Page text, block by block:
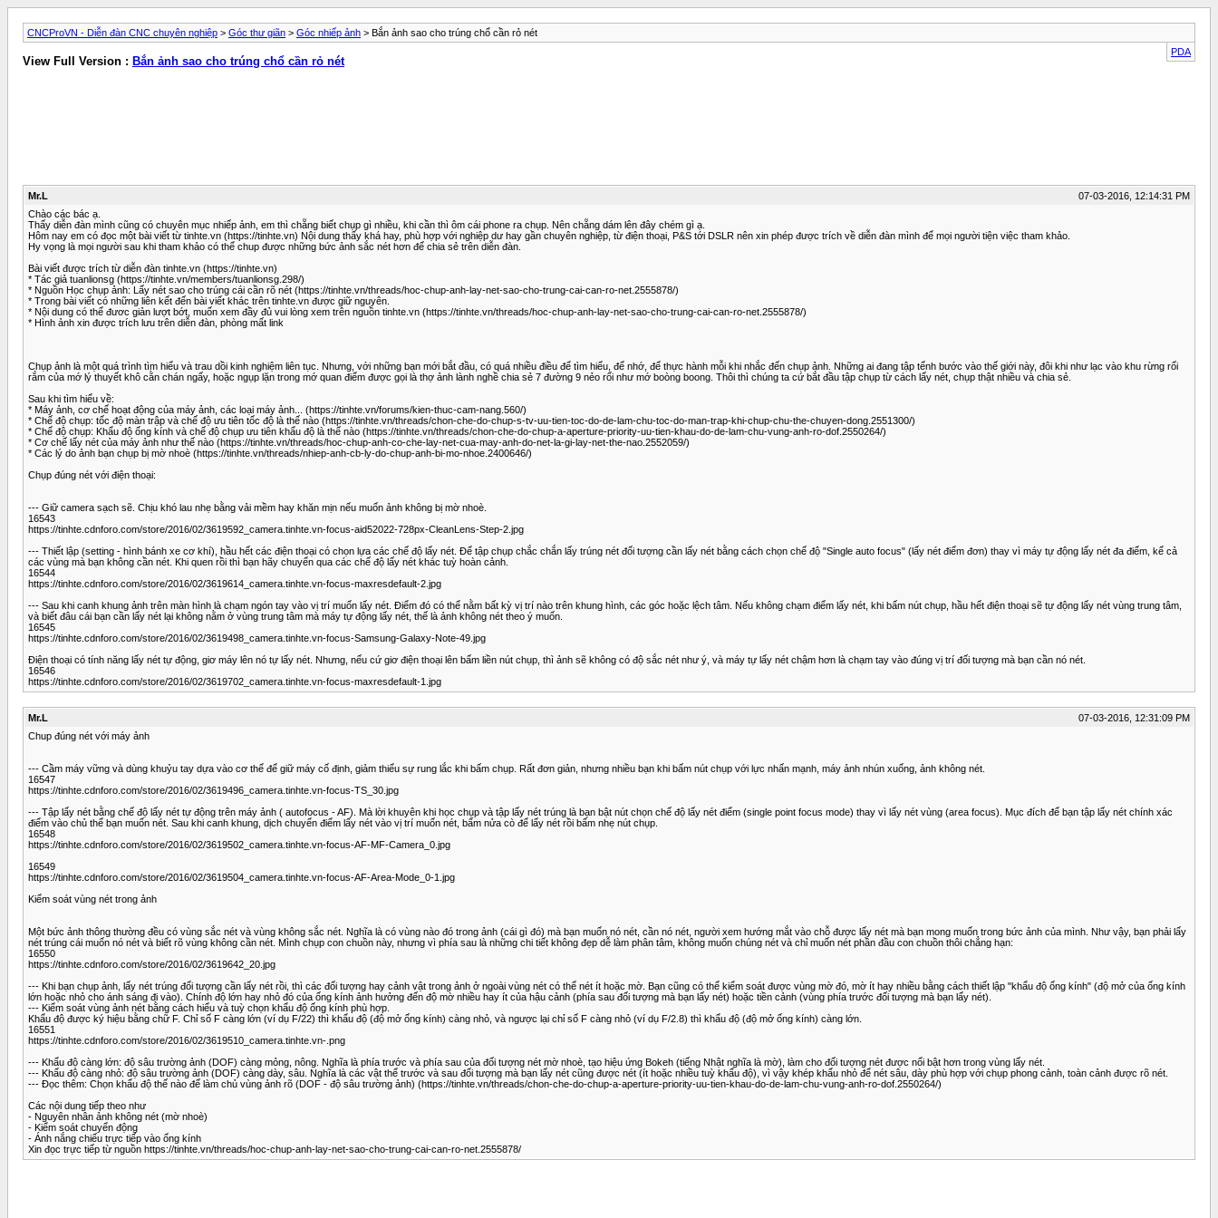
CNCProVN - Diễn đàn CNC chuyên nghiệp > Góc thư giãn > Góc nhiếp ảnh > Bắn ảnh sao cho trúng chổ cần rỏ nét
PDA
View Full Version : Bắn ảnh sao cho trúng chổ cần rỏ nét
Mr.L
07-03-2016, 12:14:31 PM
Chào các bác ạ.
Thấy diễn đàn mình cũng có chuyên mục nhiếp ảnh, em thì chẵng biết chụp gì nhiều, khi cần thì ôm cái phone ra chụp. Nên chẵng dám lên đây chém gì ạ.
Hôm nay em có đọc một bài viết từ tinhte.vn (https://tinhte.vn) Nội dung thấy khá hay, phù hợp với nghiệp dư hay gần chuyên nghiệp, từ điện thoại, P&S tới DSLR nên xin phép được trích về diễn đàn mình để mọi người tiện việc tham khảo.
Hy vọng là mọi người sau khi tham khảo có thể chup được những bức ảnh sắc nét hơn để chia sẻ trên diễn đàn.
Bài viết được trích từ diễn đàn tinhte.vn (https://tinhte.vn)
* Tác giả tuanlionsg (https://tinhte.vn/members/tuanlionsg.298/)
* Nguồn Học chụp ảnh: Lấy nét sao cho trúng cái cần rõ nét (https://tinhte.vn/threads/hoc-chup-anh-lay-net-sao-cho-trung-cai-can-ro-net.2555878/)
* Trong bài viết có những liên kết đến bài viết khác trên tinhte.vn được giữ nguyên.
* Nội dung có thể đươc giản lượt bớt, muốn xem đầy đủ vui lòng xem trên nguồn tinhte.vn (https://tinhte.vn/threads/hoc-chup-anh-lay-net-sao-cho-trung-cai-can-ro-net.2555878/)
* Hình ảnh xin được trích lưu trên diễn đàn, phòng mất link
Chụp ảnh là một quá trình tìm hiểu và trau dồi kinh nghiệm liên tục. Nhưng, với những bạn mới bắt đầu, có quá nhiều điều để tìm hiểu, để nhớ, để thực hành mỗi khi nhắc đến chụp ảnh. Những ai đang tập tểnh bước vào thế giới này, đôi khi như lạc vào khu rừng rối
rắm của mớ lý thuyết khô cằn chán ngấy, hoặc ngụp lặn trong mớ quan điểm được gọi là thợ ảnh lành nghề chia sẻ 7 đường 9 nẻo rối như mớ boòng boong. Thôi thì chúng ta cứ bắt đầu tập chụp từ cách lấy nét, chụp thật nhiều và chia sẻ.
Sau khi tìm hiểu về:
* Máy ảnh, cơ chế hoạt động của máy ảnh, các loại máy ảnh... (https://tinhte.vn/forums/kien-thuc-cam-nang.560/)
* Chế độ chụp: tốc độ màn trập và chế độ ưu tiên tốc độ là thế nào (https://tinhte.vn/threads/chon-che-do-chup-s-tv-uu-tien-toc-do-de-lam-chu-toc-do-man-trap-khi-chup-chu-the-chuyen-dong.2551300/)
* Chế độ chụp: Khẩu độ ống kính và chế độ chụp ưu tiên khẩu độ là thế nào (https://tinhte.vn/threads/chon-che-do-chup-a-aperture-priority-uu-tien-khau-do-de-lam-chu-vung-anh-ro-dof.2550264/)
* Cơ chế lấy nét của máy ảnh như thế nào (https://tinhte.vn/threads/hoc-chup-anh-co-che-lay-net-cua-may-anh-do-net-la-gi-lay-net-the-nao.2552059/)
* Các lý do ảnh bạn chụp bị mờ nhoè (https://tinhte.vn/threads/nhiep-anh-cb-ly-do-chup-anh-bi-mo-nhoe.2400646/)
Chụp đúng nét với điện thoại:
--- Giữ camera sạch sẽ. Chịu khó lau nhẹ bằng vải mềm hay khăn mịn nếu muốn ảnh không bị mờ nhoè.
16543
https://tinhte.cdnforo.com/store/2016/02/3619592_camera.tinhte.vn-focus-aid52022-728px-CleanLens-Step-2.jpg
--- Thiết lập (setting - hình bánh xe cơ khí), hầu hết các điện thoại có chọn lựa các chế độ lấy nét. Để tập chụp chắc chắn lấy trúng nét đối tượng cần lấy nét bằng cách chọn chế độ "Single auto focus" (lấy nét điểm đơn) thay vì máy tự động lấy nét đa điểm, kể cả
các vùng mà bạn không cần nét. Khi quen rồi thì bạn hãy chuyển qua các chế độ lấy nét khác tuỳ hoàn cảnh.
16544
https://tinhte.cdnforo.com/store/2016/02/3619614_camera.tinhte.vn-focus-maxresdefault-2.jpg
--- Sau khi canh khung ảnh trên màn hình là chạm ngón tay vào vị trí muốn lấy nét. Điểm đó có thể nằm bất kỳ vị trí nào trên khung hình, các góc hoặc lệch tâm. Nếu không chạm điểm lấy nét, khi bấm nút chụp, hầu hết điện thoại sẽ tự động lấy nét vùng trung tâm,
và biết đâu cái bạn cần lấy nét lại không nằm ở vùng trung tâm mà máy tự động lấy nét, thế là ảnh không nét theo ý muốn.
​16545
https://tinhte.cdnforo.com/store/2016/02/3619498_camera.tinhte.vn-focus-Samsung-Galaxy-Note-49.jpg
Điện thoại có tính năng lấy nét tự động, giơ máy lên nó tự lấy nét. Nhưng, nếu cứ giơ điện thoại lên bấm liền nút chụp, thì ảnh sẽ không có độ sắc nét như ý, và máy tự lấy nét chậm hơn là chạm tay vào đúng vị trí đối tượng mà bạn cần nó nét.
16546
https://tinhte.cdnforo.com/store/2016/02/3619702_camera.tinhte.vn-focus-maxresdefault-1.jpg
Mr.L
07-03-2016, 12:31:09 PM
Chup đúng nét với máy ảnh
--- Cầm máy vững và dùng khuỷu tay dựa vào cơ thể để giữ máy cố định, giảm thiểu sự rung lắc khi bấm chụp. Rất đơn giản, nhưng nhiều bạn khi bấm nút chụp với lực nhấn mạnh, máy ảnh nhún xuống, ảnh không nét.
16547
https://tinhte.cdnforo.com/store/2016/02/3619496_camera.tinhte.vn-focus-TS_30.jpg
--- Tập lấy nét bằng chế độ lấy nét tự động trên máy ảnh ( autofocus - AF). Mà lời khuyên khi học chụp và tập lấy nét trúng là bạn bật nút chọn chế độ lấy nét điểm (single point focus mode) thay vì lấy nét vùng (area focus). Mục đích để bạn tập lấy nét chính xác
điểm vào chủ thể bạn muốn nét. Sau khi canh khung, dịch chuyển điểm lấy nét vào vị trí muốn nét, bấm nửa cò để lấy nét rồi bấm nhẹ nút chụp.
​16548
https://tinhte.cdnforo.com/store/2016/02/3619502_camera.tinhte.vn-focus-AF-MF-Camera_0.jpg
16549
https://tinhte.cdnforo.com/store/2016/02/3619504_camera.tinhte.vn-focus-AF-Area-Mode_0-1.jpg
Kiểm soát vùng nét trong ảnh
Một bức ảnh thông thường đều có vùng sắc nét và vùng không sắc nét. Nghĩa là có vùng nào đó trong ảnh (cái gì đó) mà bạn muốn nó nét, cần nó nét, người xem hướng mắt vào chỗ được lấy nét mà bạn mong muốn trong bức ảnh của mình. Như vậy, bạn phải lấy
nét trúng cái muốn nó nét và biết rõ vùng không cần nét. Mình chụp con chuồn này, nhưng vì phía sau là những chi tiết không đẹp dễ làm phân tâm, không muốn chúng nét và chỉ muốn nét phần đầu con chuồn thôi chẳng hạn:
16550
https://tinhte.cdnforo.com/store/2016/02/3619642_20.jpg
--- Khi bạn chụp ảnh, lấy nét trúng đối tượng cần lấy nét rồi, thì các đối tượng hay cảnh vật trong ảnh ở ngoài vùng nét có thể nét ít hoặc mờ. Bạn cũng có thể kiểm soát được vùng mờ đó, mờ ít hay nhiều bằng cách thiết lập "khẩu độ ống kính" (độ mở của ống kính
lớn hoặc nhỏ cho ánh sáng đi vào). Chính độ lớn hay nhỏ đó của ống kính ảnh hưởng đến độ mờ nhiều hay ít của hậu cảnh (phía sau đối tượng mà bạn lấy nét) hoặc tiền cảnh (vùng phía trước đối tượng mà bạn lấy nét).
--- Kiểm soát vùng ảnh nét bằng cách hiểu và tuỳ chọn khẩu độ ống kính phù hợp.
Khẩu độ được ký hiệu bằng chữ F. Chỉ số F càng lớn (ví dụ F/22) thì khẩu độ (độ mở ống kính) càng nhỏ, và ngược lại chỉ số F càng nhỏ (ví dụ F/2.8) thì khẩu độ (độ mở ống kính) càng lớn.
16551
https://tinhte.cdnforo.com/store/2016/02/3619510_camera.tinhte.vn-.png
--- Khẩu độ càng lớn: độ sâu trường ảnh (DOF) càng mỏng, nông. Nghĩa là phía trước và phía sau của đối tượng nét mờ nhoè, tạo hiệu ứng Bokeh (tiếng Nhật nghĩa là mờ), làm cho đối tượng nét được nổi bật hơn trong vùng lấy nét.
--- Khẩu độ càng nhỏ: độ sâu trường ảnh (DOF) càng dày, sâu. Nghĩa là các vật thể trước và sau đối tượng mà bạn lấy nét cũng được nét (ít hoặc nhiều tuỳ khẩu độ), vì vậy khép khẩu nhỏ để nét sâu, dày phù hợp với chụp phong cảnh, toàn cảnh được rõ nét.
--- Đọc thêm: Chọn khẩu độ thế nào để làm chủ vùng ảnh rõ (DOF - độ sâu trường ảnh) (https://tinhte.vn/threads/chon-che-do-chup-a-aperture-priority-uu-tien-khau-do-de-lam-chu-vung-anh-ro-dof.2550264/)
Các nội dung tiếp theo như
- Nguyên nhân ảnh không nét (mờ nhoè)
- Kiểm soát chuyển động
- Ánh nắng chiếu trực tiếp vào ống kính
Xin đọc trực tiếp từ nguồn https://tinhte.vn/threads/hoc-chup-anh-lay-net-sao-cho-trung-cai-can-ro-net.2555878/